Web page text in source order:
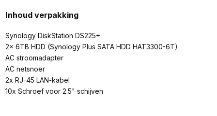
Inhoud verpakking
Synology DiskStation DS225+
2x 6TB HDD (Synology Plus SATA HDD HAT3300-6T)
AC stroomadapter
AC netsnoer
2x RJ-45 LAN-kabel
10x Schroef voor 2.5" schijven